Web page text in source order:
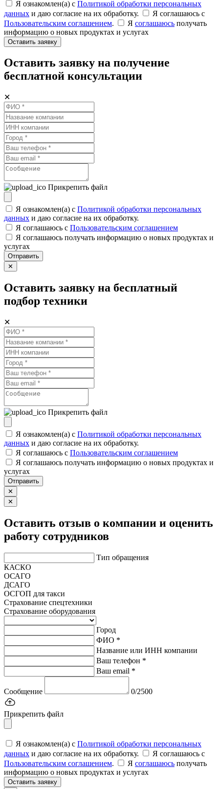
Я ознакомлен(а) с Политикой обработки персональных
данных и даю согласие на их обработку.
Я соглашаюсь c
Пользовательским соглашением. Я соглашаюсь получать
информацию о новых продуктах и услугах
Оставить заявку
Оставить заявку на получение
бесплатной консультации
✕
Прикрепить файл
Я ознакомлен(а) с Политикой обработки персональных
данных и даю согласие на их обработку.
Я соглашаюсь c Пользовательским соглашением
Я соглашаюсь получать информацию о новых продуктах и
услугах
Отправить
✕
Оставить заявку на бесплатный
подбор техники
✕
Прикрепить файл
Я ознакомлен(а) с Политикой обработки персональных
данных и даю согласие на их обработку.
Я соглашаюсь c Пользовательским соглашением
Я соглашаюсь получать информацию о новых продуктах и
услугах
Отправить
✕
✕
Оставить отзыв о компании и оценить
работу сотрудников
Тип обращения
КАСКО
ОСАГО
ДСАГО
ОСГОП для такси
Страхование спецтехники
Страхование оборудования
Город
ФИО *
Название или ИНН компании
Ваш телефон *
Ваш email *
Сообщение 0/2500
Прикрепить файл
Я ознакомлен(а) с Политикой обработки персональных
данных и даю согласие на их обработку.
Я соглашаюсь c
Пользовательским соглашением. Я соглашаюсь получать
информацию о новых продуктах и услугах
Оставить заявку